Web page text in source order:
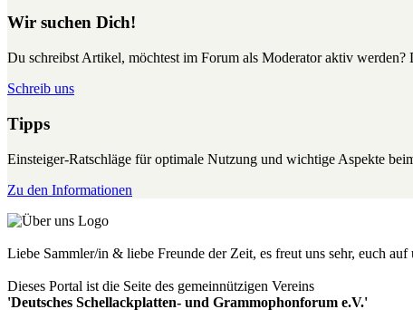
Wir suchen Dich!
Du schreibst Artikel, möchtest im Forum als Moderator aktiv
Schreib uns
Tipps
Einsteiger-Ratschläge für optimale Nutzung und wichtige Aspekte
Zu den Informationen
Liebe Sammler/in & liebe Freunde der Zeit, es freut uns sehr, euch
Dieses Portal ist die Seite des gemeinnützigen Vereins
'Deutsches Schellackplatten- und Grammophonforum e.V.'